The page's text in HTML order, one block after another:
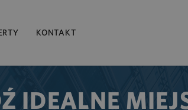
KONTAKT
IDEALNE